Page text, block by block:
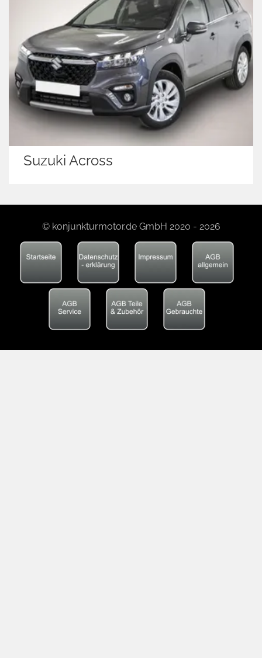
Suzuki Across
© konjunkturmotor.de GmbH 2020 - 2026